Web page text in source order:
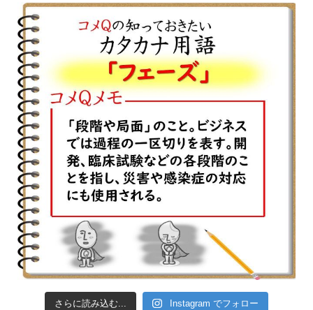
さらに読み込む... Instagram でフォロー